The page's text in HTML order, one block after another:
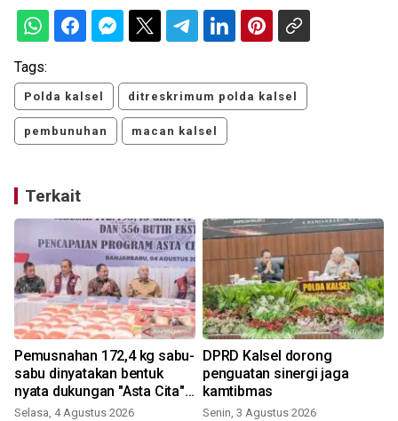
Tags:
Polda kalsel ditreskrimum polda kalsel
pembunuhan macan kalsel
Terkait
Pemusnahan 172,4 kg sabu-
sabu dinyatakan bentuk
nyata dukungan "Asta Cita"
Presiden
Selasa, 4 Agustus 2026
DPRD Kalsel dorong
penguatan sinergi jaga
kamtibmas
Senin, 3 Agustus 2026